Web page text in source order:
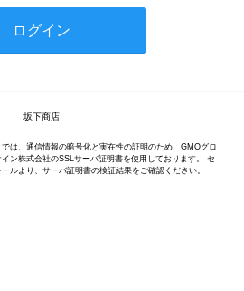
坂下商店
では、通信情報の暗号化と実在性の証明のため、GMOグロ
イン株式会社のSSLサーバ証明書を使用しております。 セ
ールより、サーバ証明書の検証結果をご確認ください。